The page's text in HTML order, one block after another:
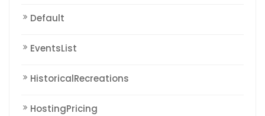
Default
EventsList
HistoricalRecreations
HostingPricing